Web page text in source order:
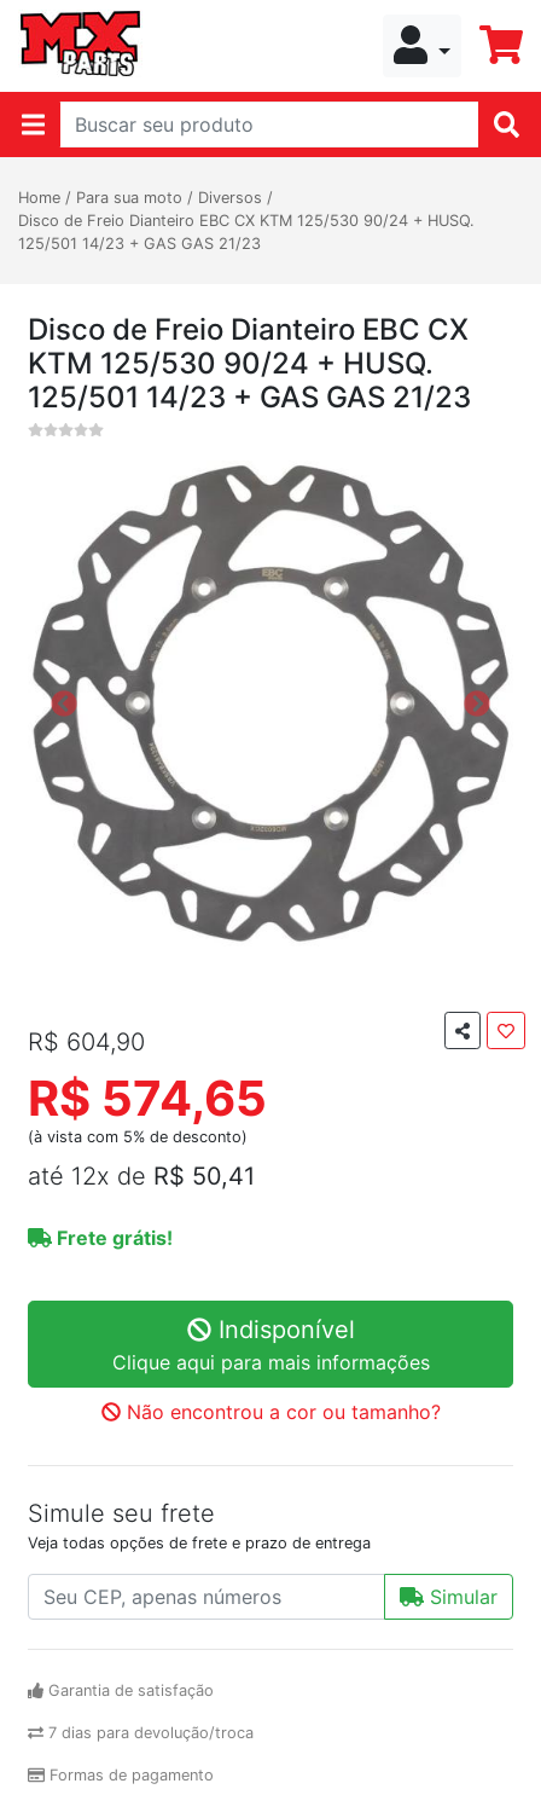
Home / Para sua moto / Diversos /
Disco de Freio Dianteiro EBC CX KTM 125/530 90/24 + HUSQ.
125/501 14/23 + GAS GAS 21/23
Disco de Freio Dianteiro EBC CX
KTM 125/530 90/24 + HUSQ.
125/501 14/23 + GAS GAS 21/23
R$ 604,90
R$ 574,65
(à vista com 5% de desconto)
até 12x de R$ 50,41
Frete grátis!
Indisponível
Clique aqui para mais informações
Não encontrou a cor ou tamanho?
Simule seu frete
Veja todas opções de frete e prazo de entrega
Simular
Garantia de satisfação
7 dias para devolução/troca
Formas de pagamento